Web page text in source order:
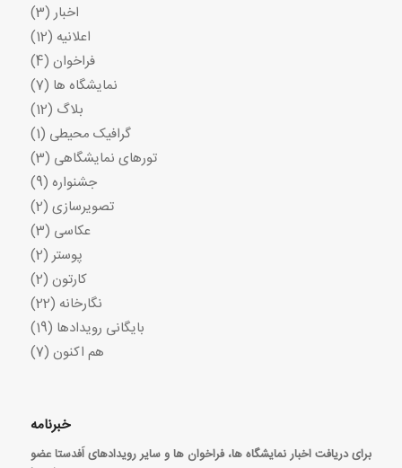
اخبار (3)
اعلانیه (12)
فراخوان (4)
نمایشگاه ها (7)
بلاگ (12)
گرافیک محیطی (1)
تورهای نمایشگاهی (3)
جشنواره (9)
تصویرسازی (2)
عکاسی (3)
پوستر (2)
کارتون (2)
نگارخانه (22)
بایگانی رویدادها (19)
هم اکنون (7)
خبرنامه
برای دریافت اخبار نمایشگاه ها، فراخوان ها و سایر رویدادهای اَفدستا عضو